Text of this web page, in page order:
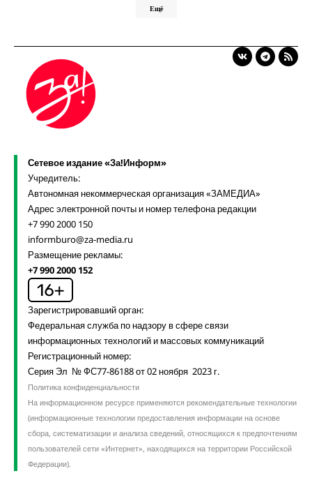
Ещё
Сетевое издание «За!Информ»
Учредитель:
Автономная некоммерческая организация «ЗАМЕДИА»
Адрес электронной почты и номер телефона редакции
+7 990 2000 150
informburo@za-media.ru
Размещение рекламы:
+7 990 2000 152
Зарегистрировавший орган:
Федеральная служба по надзору в сфере связи
информационных технологий и массовых коммуникаций
Регистрационный номер:
Серия Эл № ФС77-86188 от 02 ноября 2023 г.
Политика конфиденциальности
На информационном ресурсе применяются рекомендательные технологии
(информационные технологии предоставления информации на основе
сбора, систематизации и анализа сведений, относящихся к предпочтениям
пользователей сети «Интернет», находящихся на территории Российской
Федерации).